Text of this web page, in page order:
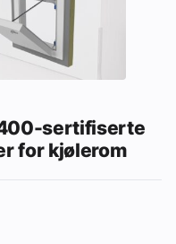
sertifiserte
for kjølerom